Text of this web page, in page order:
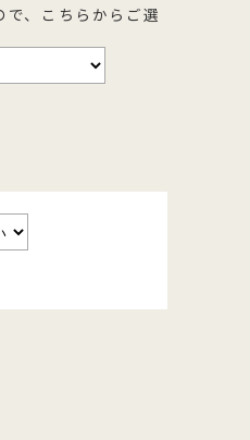
較
り、
す。
用
どご
、こちらからご選